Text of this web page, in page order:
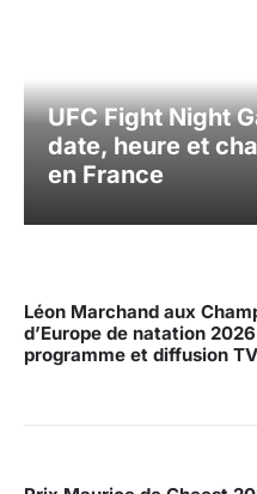
UFC Fight Night
date, heure et
en France
Léon Marchand aux
d’Europe de natation
programme et diffusion TV